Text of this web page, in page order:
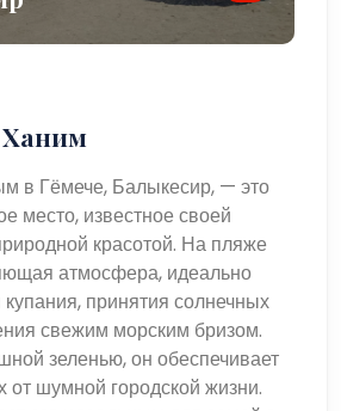
в Гёмече, Балыкесир, — это
место, известное своей
красотой. На пляже
атмосфера, идеально
принятия солнечных
свежим морским бризом.
зеленью, он обеспечивает
от шумной городской жизни.